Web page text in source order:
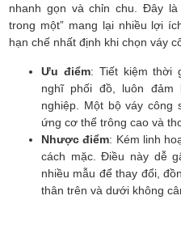
nhanh gọn và chỉn chu. Đây
trong một” mang lại nhiều lợi
hạn chế nhất định khi chọn váy
Ưu điểm: Tiết kiệm thời
nghĩ phối đồ, luôn đảm
nghiệp. Một bộ váy công
ứng cơ thể trông cao và
Nhược điểm: Kém linh
cách mặc. Điều này dễ
nhiều mẫu để thay đổi,
thân trên và dưới không